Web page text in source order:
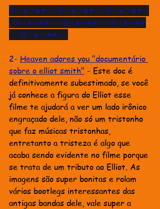
☮☆●♫★♥☆♪☮☆●♫★♥☆♪☮☆●♫★♥☆
♪☮☆●♫★♥☆♪☮☆●♫★♥☆♪☮☆●♫★♥
☆♪☮☆●♫★♥☆♪
2- Heaven adores you "documentário
sobre o elliot smith" - Este doc é
definitivamente subestimado, se você
já conhece a figura do Elliot esse
filme te ajudará a ver um lado irônico
engraçado dele, não só um tristonho
que faz músicas tristonhas,
entretanto a tristeza é algo que
acaba sendo evidente no filme porque
se trata de um tributo ao Elliot. As
imagens são super bonitas e rolam
vários bootlegs interessantes das
antigas bandas dele, vale super a